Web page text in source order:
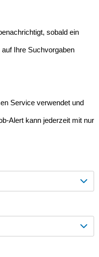
sobald ein
Ihre Suchvorgaben
Service verwendet und
Alert kann jederzeit mit nur